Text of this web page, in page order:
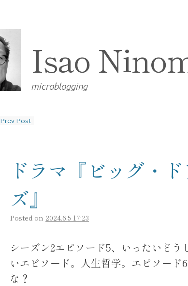
Isao
microblogging
Prev Post
ドラマ『ビッグ・
ズ』
Posted on 2024.6.5 17:23
シーズン2エピソード5、いったいどう
いエピソード。人生哲学。エピソード
な？